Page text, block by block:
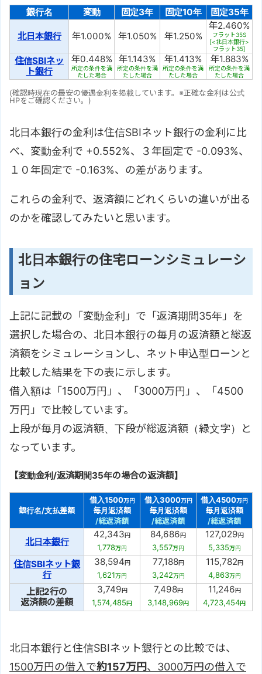
銀行名 変動 固定3年 固定10年 固定35年
北日本銀行 年1.000% 年1.050% 年1.250%
年2.460%
フラット35S
[<北日本銀行>
フラット35]
住信SBIネッ
ト銀行
年0.448%
所定の条件を満
たした場合
年1.143%
所定の条件を満
たした場合
年1.413%
所定の条件を満
たした場合
年1.883%
所定の条件を満
たした場合
(確認時現在の最安の優遇金利を掲載しています。※正確な金利は公式
HPをご確認ください。)
北日本銀行の金利は住信SBIネット銀行の金利に比
べ、変動金利で +0.552%、３年固定で -0.093%、
１０年固定で -0.163%、の差があります。
これらの金利で、返済額にどれくらいの違いが出る
のかを確認してみたいと思います。
北日本銀行の住宅ローンシミュレーシ
ョン
上記に記載の「変動金利」で「返済期間35年」を
選択した場合の、北日本銀行の毎月の返済額と総返
済額をシミュレーションし、ネット申込型ローンと
比較した結果を下の表に示します。
借入額は「1500万円」、「3000万円」、「4500
万円」で比較しています。
上段が毎月の返済額、下段が総返済額（緑文字）と
なっています。
【変動金利/返済期間35年の場合の返済額】
銀行名/支払差額
借入1500万円
毎月返済額
/総返済額
借入3000万円
毎月返済額
/総返済額
借入4500万円
毎月返済額
/総返済額
北日本銀行
42,343円
1,778万円
84,686円
3,557万円
127,029円
5,335万円
住信SBIネット銀
行
38,594円
1,621万円
77,188円
3,242万円
115,782円
4,863万円
上記2行の
返済額の差額
3,749円
1,574,485円
7,498円
3,148,969円
11,246円
4,723,454円
北日本銀行と住信SBIネット銀行との比較では、
1500万円の借入で約157万円、3000万円の借入で